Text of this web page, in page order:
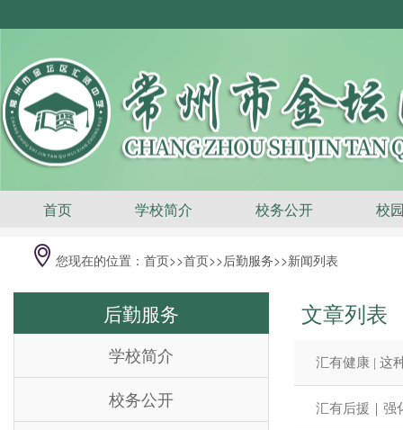
首页 学校简介 校务公开 校
您现在的位置： 首页>>首页>>后勤服务>>新闻列表
后勤服务
学校简介
校务公开
文章列表
汇有健康 | 这
汇有后援｜强